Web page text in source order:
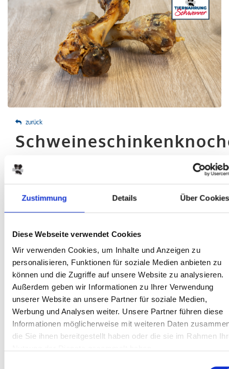
Zustimmung Details Über Cookies
Diese Webseite verwendet Cookies
Wir verwenden Cookies, um Inhalte und Anzeigen zu
personalisieren, Funktionen für soziale Medien anbieten zu
können und die Zugriffe auf unsere Website zu analysieren.
Außerdem geben wir Informationen zu Ihrer Verwendung
unserer Website an unsere Partner für soziale Medien,
Werbung und Analysen weiter. Unsere Partner führen diese
Informationen möglicherweise mit weiteren Daten
die Sie ihnen bereitgestellt haben oder die sie im Rahmen
zurück
die Zähne und liefert wichtiges Calcium.
Bezeichnung :Schweineschinkenknochen 1 Stück